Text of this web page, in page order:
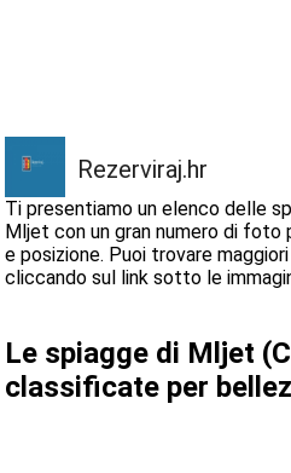
Incontra Croazia
musei
Rezerviraj.hr
Ti presentiamo un elenco delle
Mljet con un gran numero di foto
e posizione. Puoi trovare
cliccando sul link sotto le
Le spiagge di Mljet
classificate per